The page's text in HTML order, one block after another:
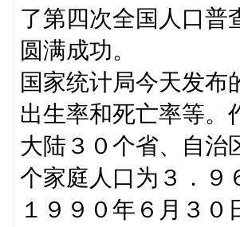
了第四次全国人口普
圆满成功。
国家统计局今天发布
出生率和死亡率等。
大陆３０个省、自治
个家庭人口为３．９
１９９０年６月３